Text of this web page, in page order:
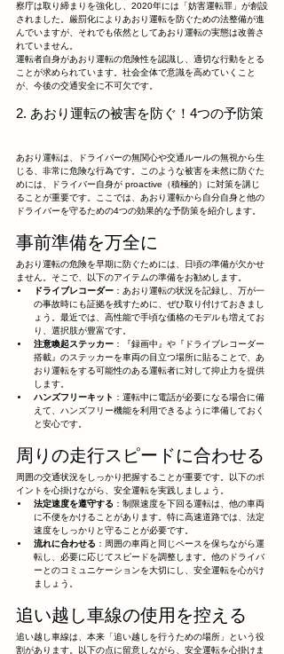
察庁は取り締まりを強化し、2020年には「妨害運転罪」が創設
されました。厳罰化によりあおり運転を防ぐための法整備が進
んでいますが、それでも依然としてあおり運転の実態は改善さ
れていません。
運転者自身があおり運転の危険性を認識し、適切な行動をとる
ことが求められています。社会全体で意識を高めていくこと
が、今後の交通安全に不可欠です。
2. あおり運転の被害を防ぐ！4つの予防策
あおり運転は、ドライバーの無関心や交通ルールの無視から生
じる、非常に危険な行為です。このような被害を未然に防ぐた
めには、ドライバー自身が proactive（積極的）に対策を講じ
ることが重要です。ここでは、あおり運転から自分自身と他の
ドライバーを守るための4つの効果的な予防策を紹介します。
事前準備を万全に
あおり運転の危険を早期に防ぐためには、日頃の準備が欠かせ
ません。そこで、以下のアイテムの準備をお勧めします。
ドライブレコーダー ：あおり運転の状況を記録し、万が一
の事故時にも証拠を残すために、ぜひ取り付けておきまし
ょう。最近では、高性能で手頃な価格のモデルも増えてお
り、選択肢が豊富です。
注意喚起ステッカー ：『録画中』や『ドライブレコーダー
搭載』のステッカーを車両の目立つ場所に貼ることで、あ
おり運転をする可能性のある運転者に対して抑止力を提供
します。
ハンズフリーキット ：運転中に電話が必要になる場合に備
えて、ハンズフリー機能を利用できるように準備しておく
と安心です。
周りの走行スピードに合わせる
周囲の交通状況をしっかり把握することが重要です。以下のポ
イントを心掛けながら、安全運転を実践しましょう。
法定速度を遵守する ：制限速度を下回る運転は、他の車両
に不便をかけることがあります。特に高速道路では、法定
速度をしっかりと守ることが必要です。
流れに合わせる ：周囲の車両と同じペースを保ちながら運
転し、必要に応じてスピードを調整します。他のドライバ
ーとのコミュニケーションを大切にし、安全運転を心がけ
ましょう。
追い越し車線の使用を控える
追い越し車線は、本来「追い越しを行うための場所」という役
割があります。以下の点に留意しながら、安全運転を心掛けま